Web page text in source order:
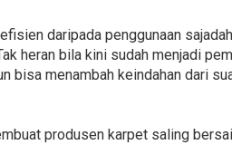
daripada penggunaan
heran bila kini sudah menjadi
menambah keindahan dari
produsen karpet saling